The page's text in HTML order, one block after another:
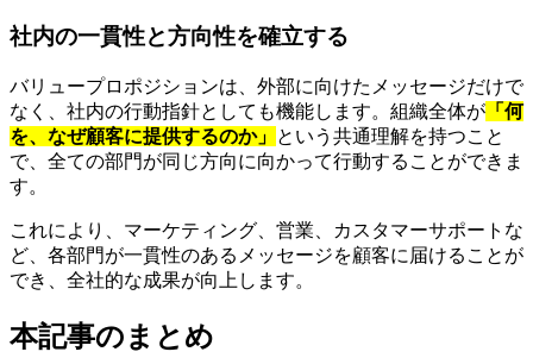
社内の一貫性と方向性を確立する
バリュープロポジションは、外部に向けたメッセージだけで
なく、社内の行動指針としても機能します。組織全体が 「何
を、なぜ顧客に提供するのか」 という共通理解を持つこと
で、全ての部門が同じ方向に向かって行動することができま
す。
これにより、マーケティング、営業、カスタマーサポートな
ど、各部門が一貫性のあるメッセージを顧客に届けることが
でき、全社的な成果が向上します。
本記事のまとめ